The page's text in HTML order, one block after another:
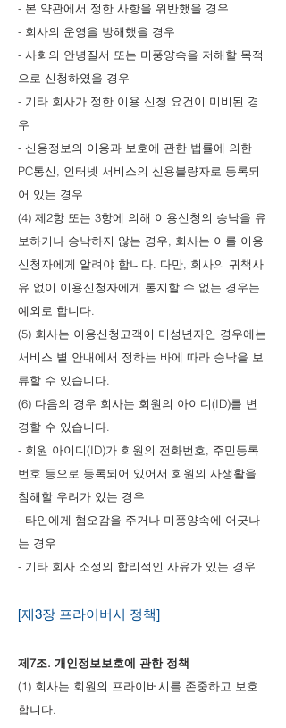
- 본 약관에서 정한 사항을 위반했을 경우
- 회사의 운영을 방해했을 경우
- 사회의 안녕질서 또는 미풍양속을 저해할 목적
으로 신청하였을 경우
- 기타 회사가 정한 이용 신청 요건이 미비된 경
우
- 신용정보의 이용과 보호에 관한 법률에 의한
PC통신, 인터넷 서비스의 신용불량자로 등록되
어 있는 경우
(4) 제2항 또는 3항에 의해 이용신청의 승낙을 유
보하거나 승낙하지 않는 경우, 회사는 이를 이용
신청자에게 알려야 합니다. 다만, 회사의 귀책사
유 없이 이용신청자에게 통지할 수 없는 경우는
예외로 합니다.
(5) 회사는 이용신청고객이 미성년자인 경우에는
서비스 별 안내에서 정하는 바에 따라 승낙을 보
류할 수 있습니다.
(6) 다음의 경우 회사는 회원의 아이디(ID)를 변
경할 수 있습니다.
- 회원 아이디(ID)가 회원의 전화번호, 주민등록
번호 등으로 등록되어 있어서 회원의 사생활을
침해할 우려가 있는 경우
- 타인에게 혐오감을 주거나 미풍양속에 어긋나
는 경우
- 기타 회사 소정의 합리적인 사유가 있는 경우
[제3장 프라이버시 정책]
제7조. 개인정보보호에 관한 정책
(1) 회사는 회원의 프라이버시를 존중하고 보호
합니다.